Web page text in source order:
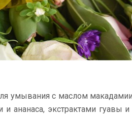
умывания с маслом
ананаса, экстрактами гуавы и